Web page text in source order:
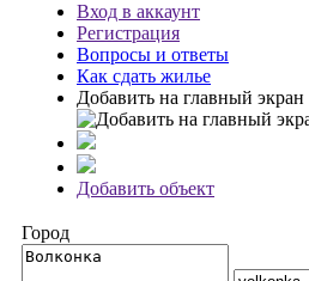
Вход в аккаунт
Регистрация
Вопросы и ответы
Как сдать жилье
Добавить на главный экран
Добавить объект
Город